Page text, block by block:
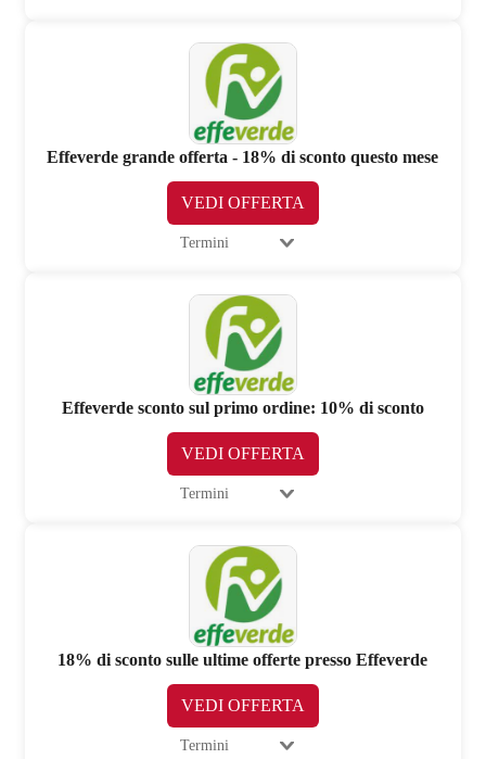
Effeverde grande offerta - 18% di sconto questo mese
VEDI OFFERTA
Termini
Effeverde sconto sul primo ordine: 10% di sconto
VEDI OFFERTA
Termini
18% di sconto sulle ultime offerte presso Effeverde
VEDI OFFERTA
Termini